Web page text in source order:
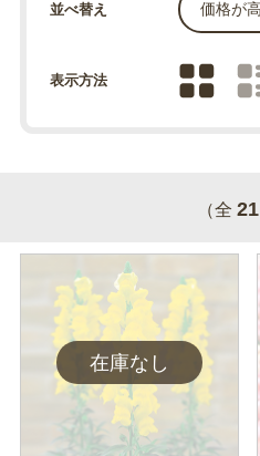
並べ替え
表示方法
（全 21